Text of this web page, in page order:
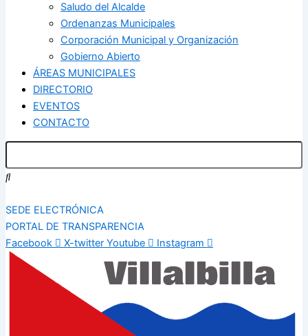
Saludo del Alcalde
Ordenanzas Municipales
Corporación Municipal y Organización
Gobierno Abierto
ÁREAS MUNICIPALES
DIRECTORIO
EVENTOS
CONTACTO
SEDE ELECTRÓNICA
PORTAL DE TRANSPARENCIA
Facebook
X-twitter Youtube Instagram